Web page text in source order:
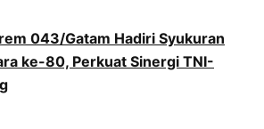
043/Gatam Hadiri Syukuran
ke-80, Perkuat Sinergi TNI-